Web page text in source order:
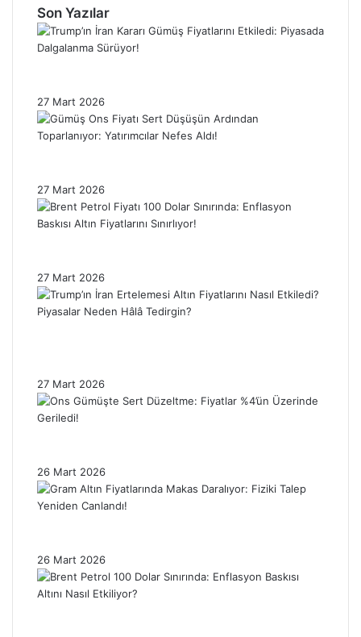
Son Yazılar
27 Mart 2026
27 Mart 2026
27 Mart 2026
27 Mart 2026
26 Mart 2026
26 Mart 2026